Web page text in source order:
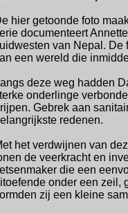
hier getoonde foto
documenteert
van Nepal. De
een wereld die
deze weg hadden
onderlinge
Gebrek aan
redenen.
het verdwijnen van
de veerkracht en
die een
onder een zeil,
zij een kleine